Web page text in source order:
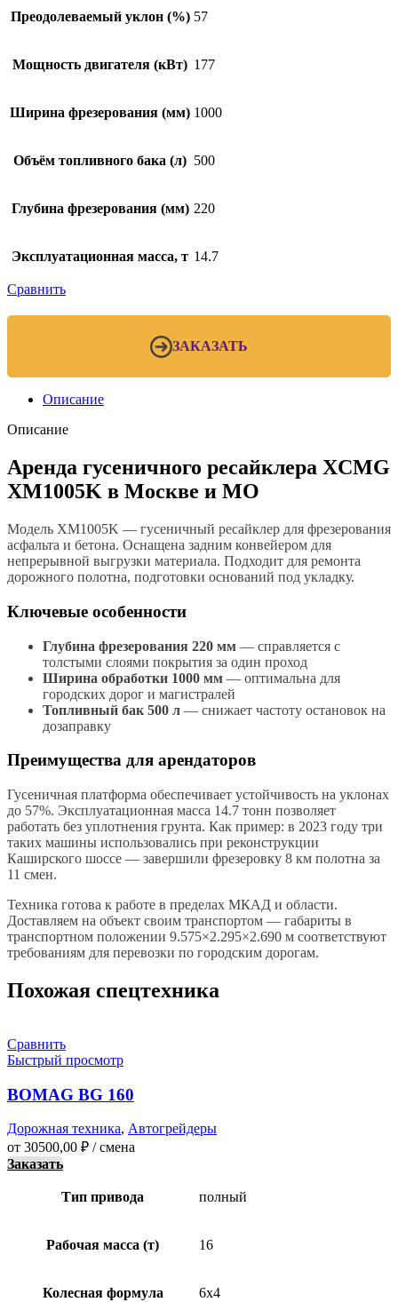
Преодолеваемый уклон (%) 57
Мощность двигателя (кВт) 177
Ширина фрезерования (мм) 1000
Объём топливного бака (л) 500
Глубина фрезерования (мм) 220
Эксплуатационная масса, т 14.7
Сравнить
ЗАКАЗАТЬ
Описание
Описание
Аренда гусеничного ресайклера XCMG
XM1005K в Москве и МО
Модель XM1005K — гусеничный ресайклер для фрезерования
асфальта и бетона. Оснащена задним конвейером для
непрерывной выгрузки материала. Подходит для ремонта
дорожного полотна, подготовки оснований под укладку.
Ключевые особенности
Глубина фрезерования 220 мм — справляется с
толстыми слоями покрытия за один проход
Ширина обработки 1000 мм — оптимальна для
городских дорог и магистралей
Топливный бак 500 л — снижает частоту остановок на
дозаправку
Преимущества для арендаторов
Гусеничная платформа обеспечивает устойчивость на уклонах
до 57%. Эксплуатационная масса 14.7 тонн позволяет
работать без уплотнения грунта. Как пример: в 2023 году три
таких машины использовались при реконструкции
Каширского шоссе — завершили фрезеровку 8 км полотна за
11 смен.
Техника готова к работе в пределах МКАД и области.
Доставляем на объект своим транспортом — габариты в
транспортном положении 9.575×2.295×2.690 м соответствуют
требованиям для перевозки по городским дорогам.
Похожая спецтехника
Сравнить
Быстрый просмотр
BOMAG BG 160
Дорожная техника, Автогрейдеры
от 30500,00 ₽ / смена
Заказать
Тип привода полный
Рабочая масса (т) 16
Колесная формула 6х4